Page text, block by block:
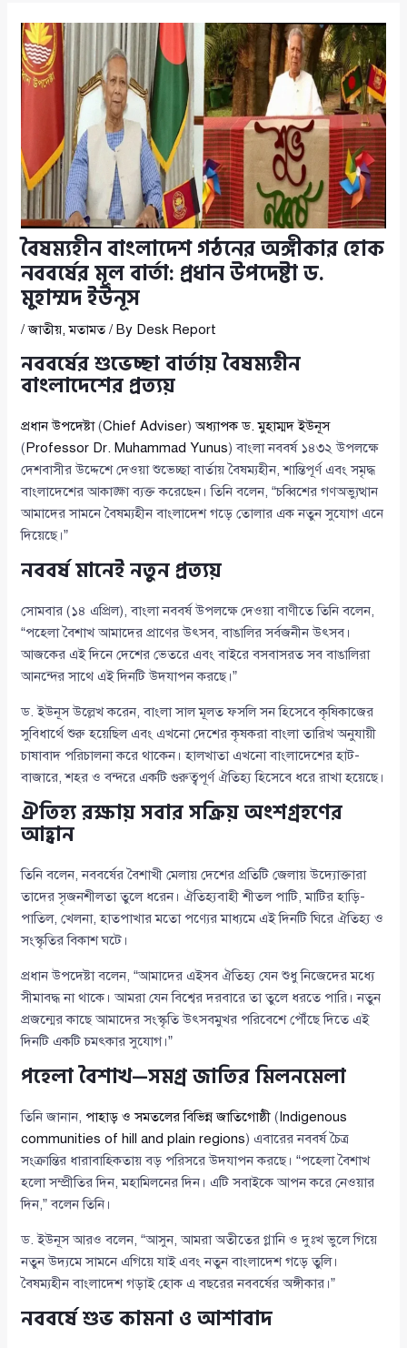
বৈষম্যহীন বাংলাদেশ গঠনের অঙ্গীকার হোক
নববর্ষের মূল বার্তা: প্রধান উপদেষ্টা ড.
মুহাম্মদ ইউনূস
/জাতীয়,মতামত/ By Desk Report
নববর্ষের শুভেচ্ছা বার্তায় বৈষম্যহীন
বাংলাদেশের প্রত্যয়
প্রধান উপদেষ্টা(Chief Adviser)অধ্যাপক ড. মুহাম্মদ ইউনূস
( Professor Dr. Muhammad Yunus) বাংলা নববর্ষ ১৪৩২ উপলক্ষে
দেশবাসীর উদ্দেশে দেওয়া শুভেচ্ছা বার্তায় বৈষম্যহীন, শান্তিপূর্ণ এবং সমৃদ্ধ
বাংলাদেশের আকাঙ্ক্ষা ব্যক্ত করেছেন। তিনি বলেন, “চব্বিশের গণঅভ্যুত্থান
আমাদের সামনে বৈষম্যহীন বাংলাদেশ গড়ে তোলার এক নতুন সুযোগ এনে
দিয়েছে।”
নববর্ষ মানেই নতুন প্রত্যয়
সোমবার (১৪ এপ্রিল), বাংলা নববর্ষ উপলক্ষে দেওয়া বাণীতে তিনি বলেন,
“পহেলা বৈশাখ আমাদের প্রাণের উৎসব, বাঙালির সর্বজনীন উৎসব।
আজকের এই দিনে দেশের ভেতরে এবং বাইরে বসবাসরত সব বাঙালিরা
আনন্দের সাথে এই দিনটি উদযাপন করছে।”
ড. ইউনূস উল্লেখ করেন, বাংলা সাল মূলত ফসলি সন হিসেবে কৃষিকাজের
সুবিধার্থে শুরু হয়েছিল এবং এখনো দেশের কৃষকরা বাংলা তারিখ অনুযায়ী
চাষাবাদ পরিচালনা করে থাকেন। হালখাতা এখনো বাংলাদেশের হাট-
বাজারে, শহর ও বন্দরে একটি গুরুত্বপূর্ণ ঐতিহ্য হিসেবে ধরে রাখা হয়েছে।
ঐতিহ্য রক্ষায় সবার সক্রিয় অংশগ্রহণের
আহ্বান
তিনি বলেন, নববর্ষের বৈশাখী মেলায় দেশের প্রতিটি জেলায় উদ্যোক্তারা
তাদের সৃজনশীলতা তুলে ধরেন। ঐতিহ্যবাহী শীতল পাটি, মাটির হাড়ি-
পাতিল, খেলনা, হাতপাখার মতো পণ্যের মাধ্যমে এই দিনটি ঘিরে ঐতিহ্য ও
সংস্কৃতির বিকাশ ঘটে।
প্রধান উপদেষ্টা বলেন, “আমাদের এইসব ঐতিহ্য যেন শুধু নিজেদের মধ্যে
সীমাবদ্ধ না থাকে। আমরা যেন বিশ্বের দরবারে তা তুলে ধরতে পারি। নতুন
প্রজন্মের কাছে আমাদের সংস্কৃতি উৎসবমুখর পরিবেশে পৌঁছে দিতে এই
দিনটি একটি চমৎকার সুযোগ।”
পহেলা বৈশাখ—সমগ্র জাতির মিলনমেলা
তিনি জানান, পাহাড় ও সমতলের বিভিন্ন জাতিগোষ্ঠী ( Indigenous
communities of hill and plain regions) এবারের নববর্ষ চৈত্র
সংক্রান্তির ধারাবাহিকতায় বড় পরিসরে উদযাপন করছে। “পহেলা বৈশাখ
হলো সম্প্রীতির দিন, মহামিলনের দিন। এটি সবাইকে আপন করে নেওয়ার
দিন,” বলেন তিনি।
ড. ইউনূস আরও বলেন, “আসুন, আমরা অতীতের গ্লানি ও দুঃখ ভুলে গিয়ে
নতুন উদ্যমে সামনে এগিয়ে যাই এবং নতুন বাংলাদেশ গড়ে তুলি।
বৈষম্যহীন বাংলাদেশ গড়াই হোক এ বছরের নববর্ষের অঙ্গীকার।”
নববর্ষে শুভ কামনা ও আশাবাদ